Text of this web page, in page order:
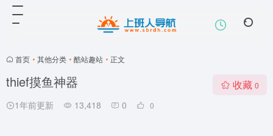
首页 • 其他分类 • 酷站趣站 • 正文
thief摸鱼神器
1年前更新 13,418 0 0
收藏 0